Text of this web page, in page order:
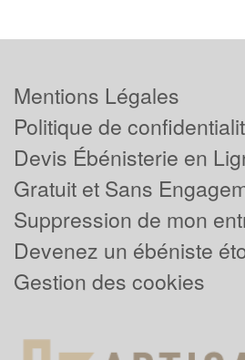
Mentions Légales
Politique de
Devis Ébénisterie en
Gratuit et Sans
Suppression de mon
Devenez un ébéniste
Gestion des cookies